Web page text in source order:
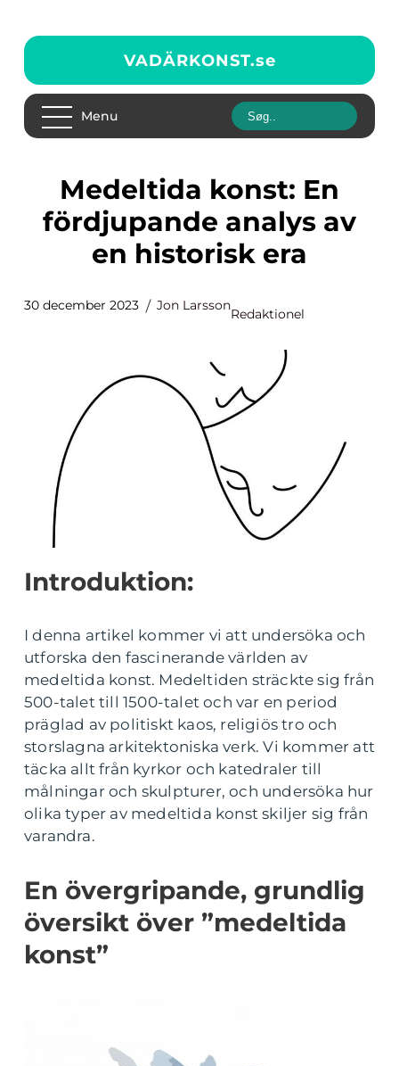
VADÄRKONST.se
Menu
Medeltida konst: En
fördjupande analys av
en historisk era
30 december 2023 Jon Larsson
Redaktionel
Introduktion:
I denna artikel kommer vi att undersöka och
utforska den fascinerande världen av
medeltida konst. Medeltiden sträckte sig från
500-talet till 1500-talet och var en period
präglad av politiskt kaos, religiös tro och
storslagna arkitektoniska verk. Vi kommer att
täcka allt från kyrkor och katedraler till
målningar och skulpturer, och undersöka hur
olika typer av medeltida konst skiljer sig från
varandra.
En övergripande, grundlig
översikt över ”medeltida
konst”